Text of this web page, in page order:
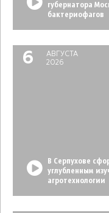
губернатора
бактериофагов
6
АВГУСТА
2026
В Серпухове
углубленным
агротехнологии